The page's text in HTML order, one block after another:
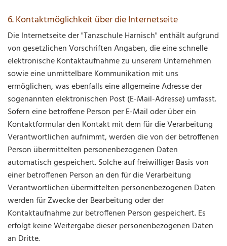
6. Kontaktmöglichkeit über die Internetseite
Die Internetseite der "Tanzschule Harnisch" enthält aufgrund
von gesetzlichen Vorschriften Angaben, die eine schnelle
elektronische Kontaktaufnahme zu unserem Unternehmen
sowie eine unmittelbare Kommunikation mit uns
ermöglichen, was ebenfalls eine allgemeine Adresse der
sogenannten elektronischen Post (E-Mail-Adresse) umfasst.
Sofern eine betroffene Person per E-Mail oder über ein
Kontaktformular den Kontakt mit dem für die Verarbeitung
Verantwortlichen aufnimmt, werden die von der betroffenen
Person übermittelten personenbezogenen Daten
automatisch gespeichert. Solche auf freiwilliger Basis von
einer betroffenen Person an den für die Verarbeitung
Verantwortlichen übermittelten personenbezogenen Daten
werden für Zwecke der Bearbeitung oder der
Kontaktaufnahme zur betroffenen Person gespeichert. Es
erfolgt keine Weitergabe dieser personenbezogenen Daten
an Dritte.